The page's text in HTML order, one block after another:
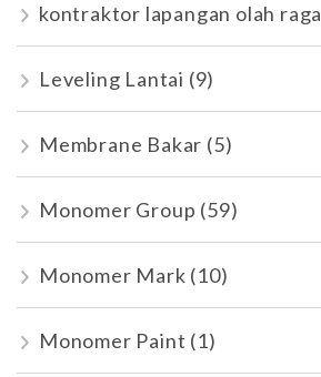
kontraktor lapangan olah raga
Leveling Lantai (9)
Membrane Bakar (5)
Monomer Group (59)
Monomer Mark (10)
Monomer Paint (1)